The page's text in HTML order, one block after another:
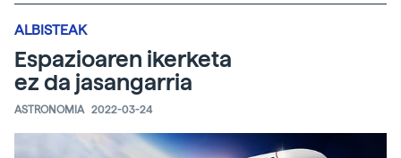
ALBISTEAK
Espazioaren ikerketa
ez da jasangarria
ASTRONOMIA 2022-03-24